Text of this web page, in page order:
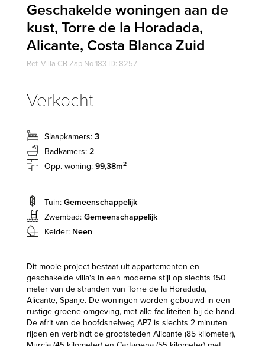
Geschakelde woningen aan de
kust, Torre de la Horadada,
Alicante, Costa Blanca Zuid
Ref. Villa CB Zap No 183 ID: 8257
Verkocht
Slaapkamers: 3
Badkamers: 2
Opp. woning: 99,38m2
Tuin: Gemeenschappelijk
Zwembad: Gemeenschappelijk
Kelder: Neen
Dit mooie project bestaat uit appartementen en
geschakelde villa's in een moderne stijl op slechts 150
meter van de stranden van Torre de la Horadada,
Alicante, Spanje. De woningen worden gebouwd in een
rustige groene omgeving, met alle faciliteiten bij de hand.
De afrit van de hoofdsnelweg AP7 is slechts 2 minuten
rijden en verbindt de grootsteden Alicante (85 kilometer),